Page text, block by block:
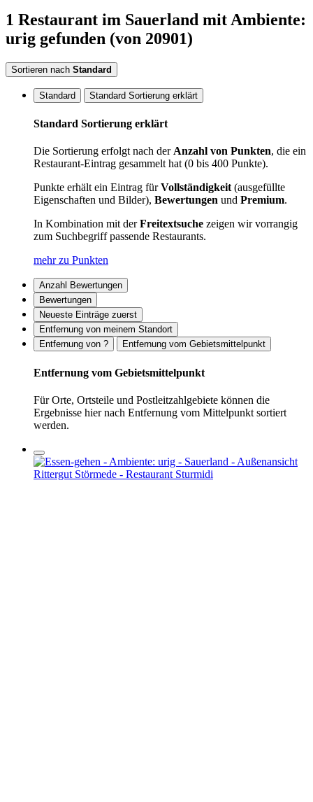
1 Restaurant im Sauerland mit Ambiente:
urig gefunden (von 20901)
Sortieren nach Standard
Standard Standard Sortierung erklärt
Standard Sortierung erklärt
Die Sortierung erfolgt nach derAnzahl von Punkten, die ein
Restaurant-Eintrag gesammelt hat (0 bis 400 Punkte).
Punkte erhält ein Eintrag fürVollständigkeit(ausgefüllte
Eigenschaften und Bilder), Bewertungen und Premium.
In Kombination mit derFreitextsuche zeigen wir vorrangig
zum Suchbegriff passende Restaurants.
mehr zu Punkten
Anzahl Bewertungen
Bewertungen
Neueste Einträge zuerst
Entfernung von meinem Standort
Entfernung von ?
Entfernung vom Gebietsmittelpunkt
Entfernung vom Gebietsmittelpunkt
Für Orte, Ortsteile und Postleitzahlgebiete können die
Ergebnisse hier nach Entfernung vom Mittelpunkt sortiert
werden.